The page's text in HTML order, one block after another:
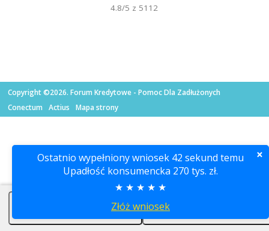
🔔 Kredyt oddłużeniowy 👨‍⚖️ Oddłużanie prawne
4.8/5 z 5112
Copyright ©2026. Forum Kredytowe - Pomoc Dla Zadłużonych
Conectum
Actius Mapa strony
×
Ostatnio wypełniony wniosek 42 sekund temu
Upadłość konsumencka 270 tys. zł.
★ ★ ★ ★ ★
Złóż wniosek